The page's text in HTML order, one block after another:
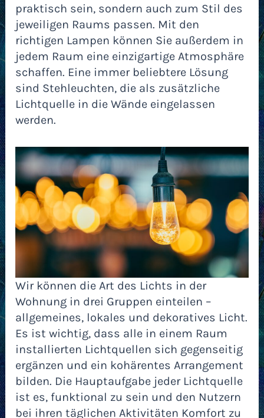
praktisch sein, sondern auch zum Stil des
jeweiligen Raums passen. Mit den
richtigen Lampen können Sie außerdem in
jedem Raum eine einzigartige Atmosphäre
schaffen. Eine immer beliebtere Lösung
sind Stehleuchten, die als zusätzliche
Lichtquelle in die Wände eingelassen
werden.
Wir können die Art des Lichts in der
Wohnung in drei Gruppen einteilen –
allgemeines, lokales und dekoratives Licht.
Es ist wichtig, dass alle in einem Raum
installierten Lichtquellen sich gegenseitig
ergänzen und ein kohärentes Arrangement
bilden. Die Hauptaufgabe jeder Lichtquelle
ist es, funktional zu sein und den Nutzern
bei ihren täglichen Aktivitäten Komfort zu